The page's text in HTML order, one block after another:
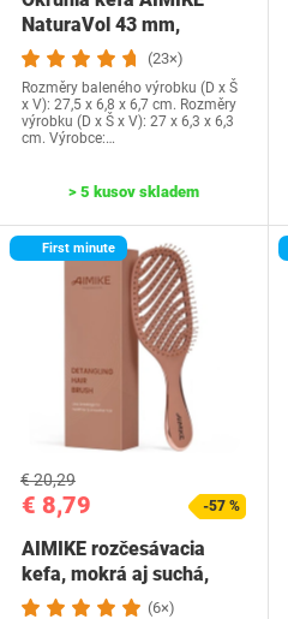
NaturaVol 43 mm,
Profesionálna okrúhla…
(23×)
Rozměry baleného výrobku (D x Š
x V): 27,5 x 6,8 x 6,7 cm. Rozměry
výrobku (D x Š x V): 27 x 6,3 x 6,3
cm. Výrobce:…
> 5 kusov skladem
First minute
€ 8,79
€ 20,29
-57 %
AIMIKE rozčesávacia
kefa, mokrá aj suchá,
ventilovaná…
(6×)